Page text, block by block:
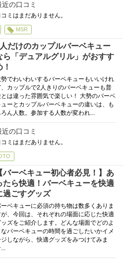
近の口コミ
コミはまだありません。
MSR
だけのカップルバーベキュー
ら「デュアルグリル」がおすす
！
勢でわいわいするバーベキューもいいけれ
、カップルで2人きりのバーベキューも普
とは違った雰囲気で楽しい！ 大勢のバーベ
ューとカップルバーベキューの違いは、も
ろん人数。参加する人数が変われ...
近の口コミ
コミはまだありません。
バーベキュー初心者必見！】あ
たら快適！バーベキューを快適
過ごすグッズ
ーベキューに必須の持ち物は数多くありま
が、今回は、それぞれの場面に応じた快適
ッズをご紹介します。どんな場面でどのよ
なバーベキューの時間を過ごしたいかイメ
ジしながら、快適グッズをみつけてみま